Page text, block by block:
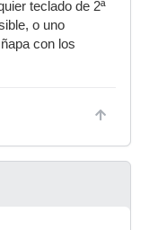
teclado de 2ª
o uno
con los